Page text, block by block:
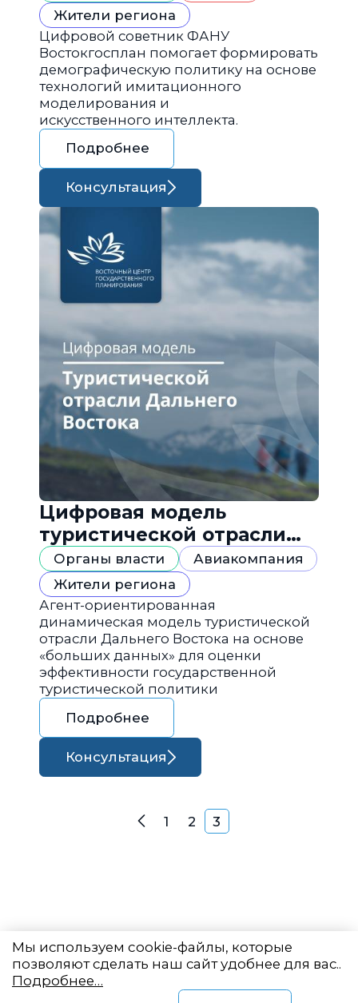
Жители региона
Цифровой советник ФАНУ
Востокгосплан помогает формировать
демографическую политику на основе
технологий имитационного
моделирования и
искусственного интеллекта.
Подробнее
Консультация
Цифровая модель
туристической отрасли
Дальнего Востока
Органы власти
Авиакомпания
Жители региона
Агент-ориентированная
динамическая модель туристической
отрасли Дальнего Востока на основе
«больших данных» для оценки
эффективности государственной
туристической политики
Подробнее
Консультация
Навигация по
Назад
1 2 3
Мы используем cookie-файлы, которые
позволяют сделать наш сайт удобнее для вас..
Подробнее…